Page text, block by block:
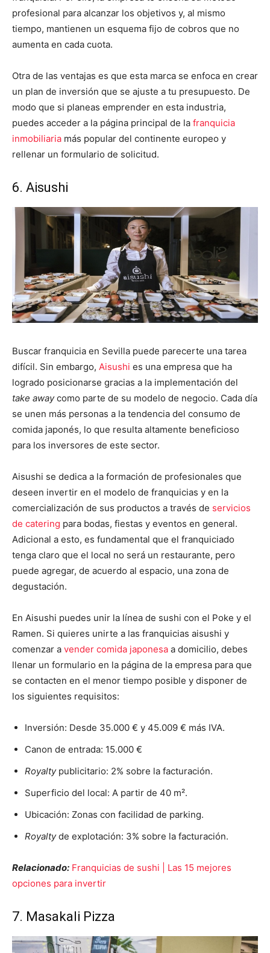
profesional para alcanzar los objetivos y, al mismo
tiempo, mantienen un esquema fijo de cobros que no
aumenta en cada cuota.
Otra de las ventajas es que esta marca se enfoca en crear
un plan de inversión que se ajuste a tu presupuesto. De
modo que si planeas emprender en esta industria,
puedes acceder a la página principal de la franquicia
inmobiliaria más popular del continente europeo y
rellenar un formulario de solicitud.
6. Aisushi
Buscar franquicia en Sevilla puede parecerte una tarea
difícil. Sin embargo, Aisushi es una empresa que ha
logrado posicionarse gracias a la implementación del
take awaycomo parte de su modelo de negocio. Cada día
se unen más personas a la tendencia del consumo de
comida japonés, lo que resulta altamente beneficioso
para los inversores de este sector.
Aisushi se dedica a la formación de profesionales que
deseen invertir en el modelo de franquicias y en la
comercialización de sus productos a través de servicios
de catering para bodas, fiestas y eventos en general.
Adicional a esto, es fundamental que el franquiciado
tenga claro que el local no será un restaurante, pero
puede agregar, de acuerdo al espacio, una zona de
degustación.
En Aisushi puedes unir la línea de sushi con el Poke y el
Ramen. Si quieres unirte a las franquicias aisushi y
comenzar a vender comida japonesa a domicilio, debes
llenar un formulario en la página de la empresa para que
se contacten en el menor tiempo posible y disponer de
los siguientes requisitos:
Inversión: Desde 35.000 € y 45.009 € más IVA.
Canon de entrada: 15.000 €
Royalty publicitario: 2% sobre la facturación.
Superficio del local: A partir de 40 m².
Ubicación: Zonas con facilidad de parking.
Royaltyde explotación: 3% sobre la facturación.
Relacionado: Franquicias de sushi | Las 15 mejores
opciones para invertir
7. Masakali Pizza